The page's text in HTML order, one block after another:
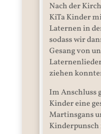
Nach der
KiTa Kinder
Laternen in
sodass wir
Gesang von
ziehen
Im Anschluss
Kinder eine
Martinsgans